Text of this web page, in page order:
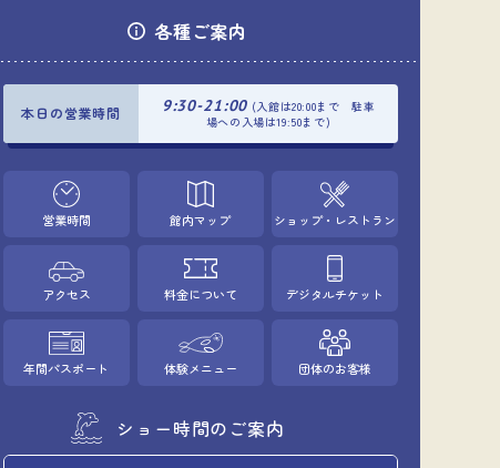
各種ご案内
本日の営業時間 9:30-21:00 (入館は20:00まで 駐車
場への入場は19:50まで)
営業時間 館内マップ ショップ・レストラン
アクセス 料金について デジタルチケット
年間パスポート 体験メニュー 団体のお客様
ショー時間のご案内